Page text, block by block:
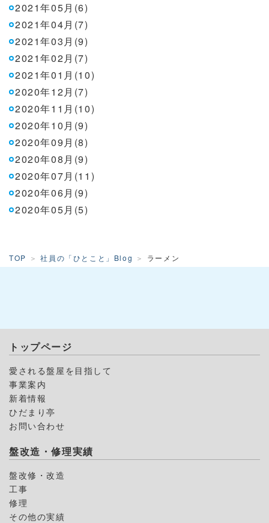
2021年05月(6)
2021年04月(7)
2021年03月(9)
2021年02月(7)
2021年01月(10)
2020年12月(7)
2020年11月(10)
2020年10月(9)
2020年09月(8)
2020年08月(9)
2020年07月(11)
2020年06月(9)
2020年05月(5)
TOP 社員の「ひとこと」Blog ラーメン
トップページ
愛される盤屋を目指して
事業案内
新着情報
ひだまり亭
お問い合わせ
盤改造・修理実績
盤改修・改造
工事
修理
その他の実績